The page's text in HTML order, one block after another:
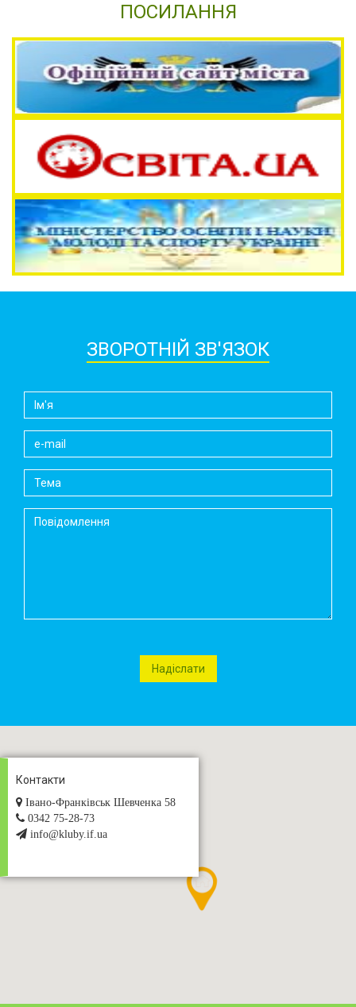
ПОСИЛАННЯ
ЗВОРОТНІЙ ЗВ'ЯЗОК
Контакти
Івано-Франківськ Шевченка 58
0342 75-28-73
info@kluby.if.ua